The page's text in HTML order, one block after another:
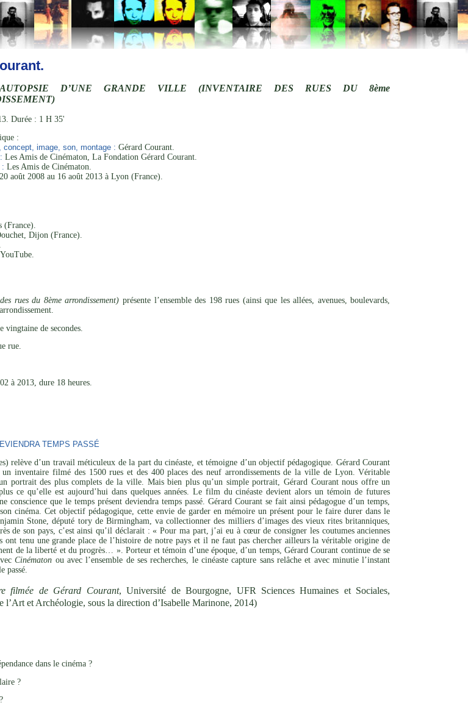
D’UNE GRANDE VILLE (INVENTAIRE DES RUES DU 8ème
Durée : 1 H 35'
:
concept, image, son, montage : Gérard Courant.
Les Amis de Cinématon, La Fondation Gérard Courant.
: Les Amis de Cinématon.
20 août 2008 au 16 août 2013 à Lyon (France).
Dijon (France).
rues du 8ème arrondissement) présente l’ensemble des 198 rues (ainsi que les allées, avenues, boulevards,
de secondes.
rue.
à 2013, dure 18 heures.
TEMPS PASSÉ
relève d’un travail méticuleux de la part du cinéaste, et témoigne d’un objectif pédagogique. Gérard Courant
inventaire filmé des 1500 rues et des 400 places des neuf arrondissements de la ville de Lyon. Véritable
portrait des plus complets de la ville. Mais bien plus qu’un simple portrait, Gérard Courant nous offre un
ce qu’elle est aujourd’hui dans quelques années. Le film du cinéaste devient alors un témoin de futures
que le temps présent deviendra temps passé. Gérard Courant se fait ainsi pédagogue d’un temps,
cinéma. Cet objectif pédagogique, cette envie de garder en mémoire un présent pour le faire durer dans le
Stone, député tory de Birmingham, va collectionner des milliers d’images des vieux rites britanniques,
de son pays, c’est ainsi qu’il déclarait : « Pour ma part, j’ai eu à cœur de consigner les coutumes anciennes
ont tenu une grande place de l’histoire de notre pays et il ne faut pas chercher ailleurs la véritable origine de
de la liberté et du progrès… ». Porteur et témoin d’une époque, d’un temps, Gérard Courant continue de se
Cinématon ou avec l’ensemble de ses recherches, le cinéaste capture sans relâche et avec minutie l’instant
passé.
filmée de Gérard Courant, Université de Bourgogne, UFR Sciences Humaines et Sociales,
l’Art et Archéologie, sous la direction d’Isabelle Marinone, 2014)
dans le cinéma ?
?